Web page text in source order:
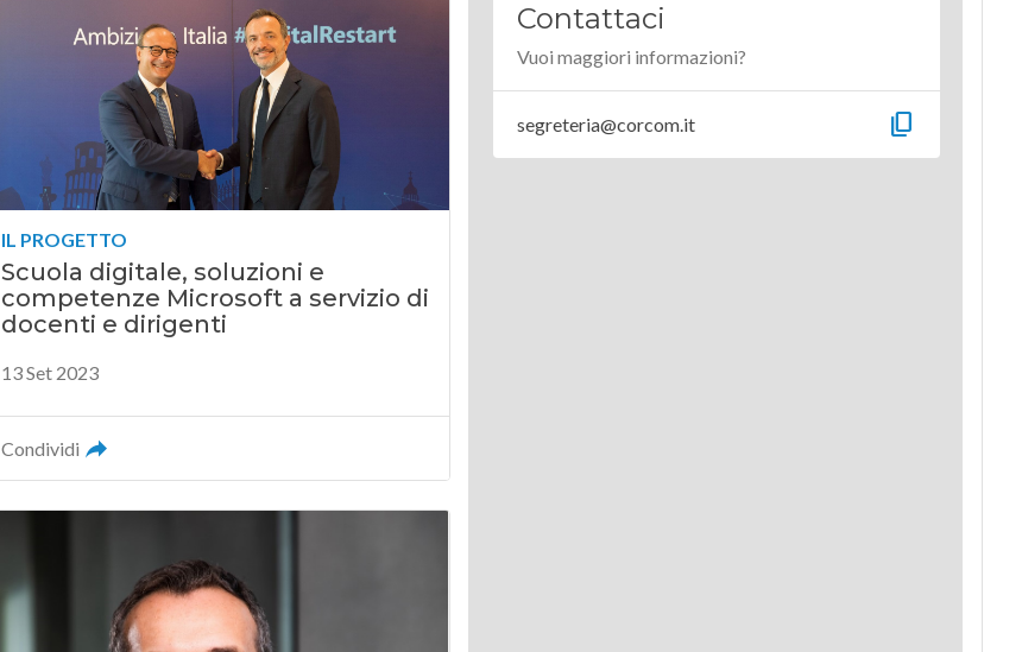
IL PROGETTO
Scuola digitale, soluzioni e
competenze Microsoft a servizio di
docenti e dirigenti
13 Set 2023
Condividi
Contattaci
Vuoi maggiori informazioni?
segreteria@corcom.it content_copy